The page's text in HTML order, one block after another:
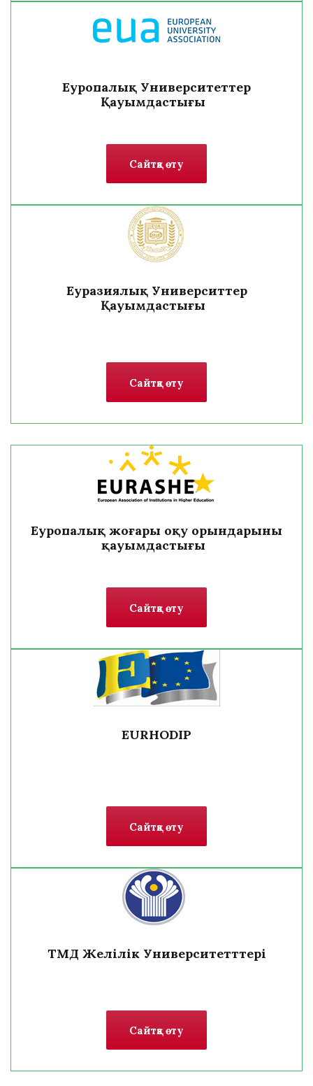
Еуропалық Университеттер
Қауымдастығы
Сайтқа өту
Еуразиялық Университтер
Қауымдастығы
Сайтқа өту
Еуропалық жоғары оқу орындарының
қауымдастығы
Сайтқа өту
EURHODIP
Сайтқа өту
ТМД Желілік Университетттері
Сайтқа өту